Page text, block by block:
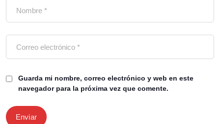
Guarda mi nombre, correo electrónico y web en este
navegador para la próxima vez que comente.